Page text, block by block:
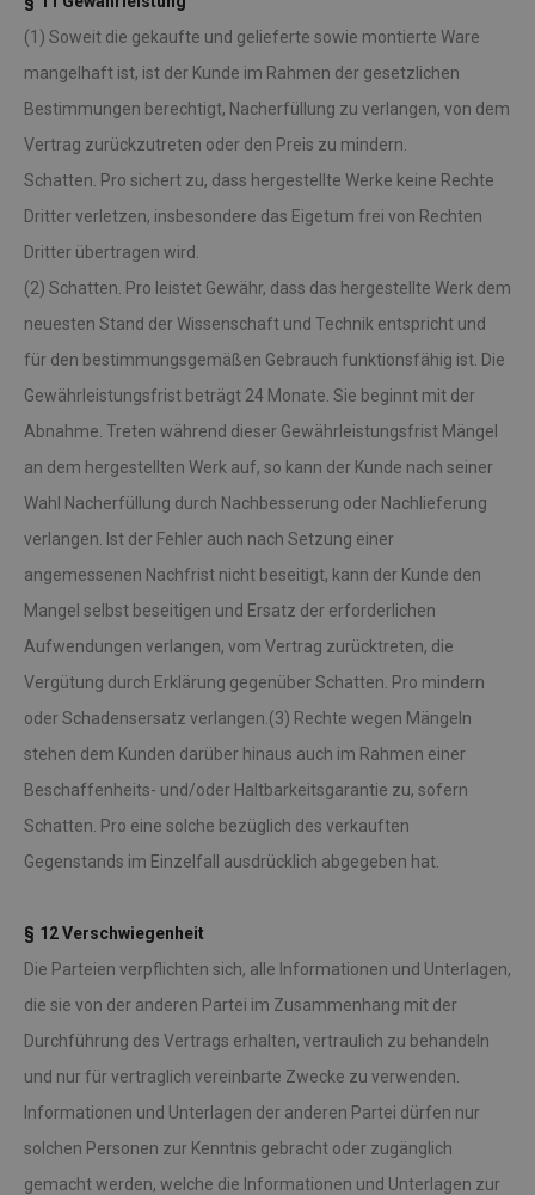
(1) Soweit die gekaufte und gelieferte sowie montierte Ware
mangelhaft ist, ist der Kunde im Rahmen der gesetzlichen
Bestimmungen berechtigt, Nacherfüllung zu verlangen, von dem
Vertrag zurückzutreten oder den Preis zu mindern.
Schatten. Pro sichert zu, dass hergestellte Werke keine Rechte
Dritter verletzen, insbesondere das Eigetum frei von Rechten
Dritter übertragen wird.
(2) Schatten. Pro leistet Gewähr, dass das hergestellte Werk dem
neuesten Stand der Wissenschaft und Technik entspricht und
für den bestimmungsgemäßen Gebrauch funktionsfähig ist. Die
Gewährleistungsfrist beträgt 24 Monate. Sie beginnt mit der
Abnahme. Treten während dieser Gewährleistungsfrist Mängel
an dem hergestellten Werk auf, so kann der Kunde nach seiner
Wahl Nacherfüllung durch Nachbesserung oder Nachlieferung
verlangen. Ist der Fehler auch nach Setzung einer
angemessenen Nachfrist nicht beseitigt, kann der Kunde den
Mangel selbst beseitigen und Ersatz der erforderlichen
Aufwendungen verlangen, vom Vertrag zurücktreten, die
Vergütung durch Erklärung gegenüber Schatten. Pro mindern
oder Schadensersatz verlangen.(3) Rechte wegen Mängeln
stehen dem Kunden darüber hinaus auch im Rahmen einer
Beschaffenheits- und/oder Haltbarkeitsgarantie zu, sofern
Schatten. Pro eine solche bezüglich des verkauften
Gegenstands im Einzelfall ausdrücklich abgegeben hat.
§ 12 Verschwiegenheit
Die Parteien verpflichten sich, alle Informationen und Unterlagen,
die sie von der anderen Partei im Zusammenhang mit der
Durchführung des Vertrags erhalten, vertraulich zu behandeln
und nur für vertraglich vereinbarte Zwecke zu verwenden.
Informationen und Unterlagen der anderen Partei dürfen nur
solchen Personen zur Kenntnis gebracht oder zugänglich
gemacht werden, welche die Informationen und Unterlagen zur